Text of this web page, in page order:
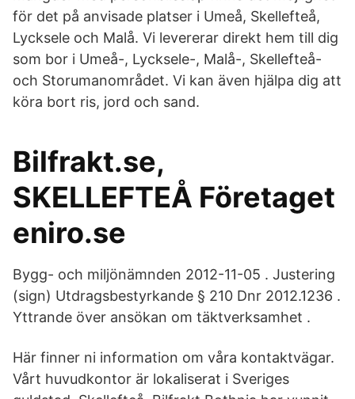
för det på anvisade platser i Umeå, Skellefteå,
Lycksele och Malå. Vi levererar direkt hem till dig
som bor i Umeå-, Lycksele-, Malå-, Skellefteå-
och Storumanområdet. Vi kan även hjälpa dig att
köra bort ris, jord och sand.
Bilfrakt.se,
SKELLEFTEÅ Företaget
eniro.se
Bygg- och miljönämnden 2012-11-05 . Justering
(sign) Utdragsbestyrkande § 210 Dnr 2012.1236 .
Yttrande över ansökan om täktverksamhet .
Här finner ni information om våra kontaktvägar.
Vårt huvudkontor är lokaliserat i Sveriges